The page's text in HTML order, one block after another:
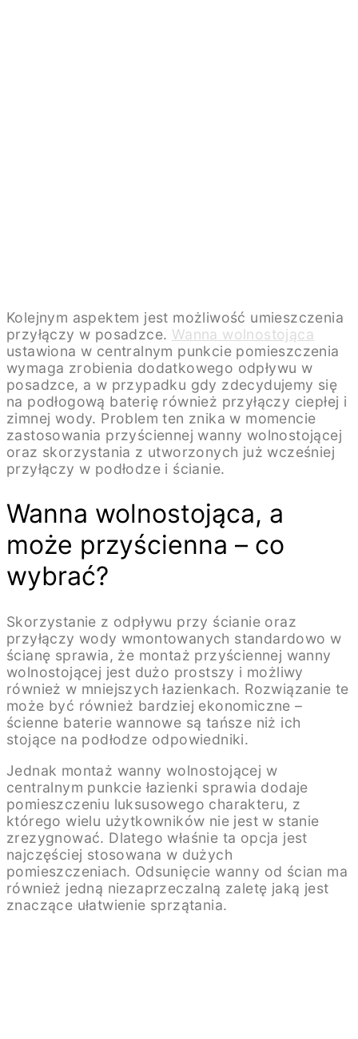
Kolejnym aspektem jest możliwość umieszczenia
przyłączy w posadzce. Wanna wolnostojąca
ustawiona w centralnym punkcie pomieszczenia
wymaga zrobienia dodatkowego odpływu w
posadzce, a w przypadku gdy zdecydujemy się
na podłogową baterię również przyłączy ciepłej i
zimnej wody. Problem ten znika w momencie
zastosowania przyściennej wanny wolnostojącej
oraz skorzystania z utworzonych już wcześniej
przyłączy w podłodze i ścianie.
Wanna wolnostojąca, a
może przyścienna – co
wybrać?
Skorzystanie z odpływu przy ścianie oraz
przyłączy wody wmontowanych standardowo w
ścianę sprawia, że montaż przyściennej wanny
wolnostojącej jest dużo prostszy i możliwy
również w mniejszych łazienkach. Rozwiązanie te
może być również bardziej ekonomiczne –
ścienne baterie wannowe są tańsze niż ich
stojące na podłodze odpowiedniki.
Jednak montaż wanny wolnostojącej w
centralnym punkcie łazienki sprawia dodaje
pomieszczeniu luksusowego charakteru, z
którego wielu użytkowników nie jest w stanie
zrezygnować. Dlatego właśnie ta opcja jest
najczęściej stosowana w dużych
pomieszczeniach. Odsunięcie wanny od ścian ma
również jedną niezaprzeczalną zaletę jaką jest
znaczące ułatwienie sprzątania.